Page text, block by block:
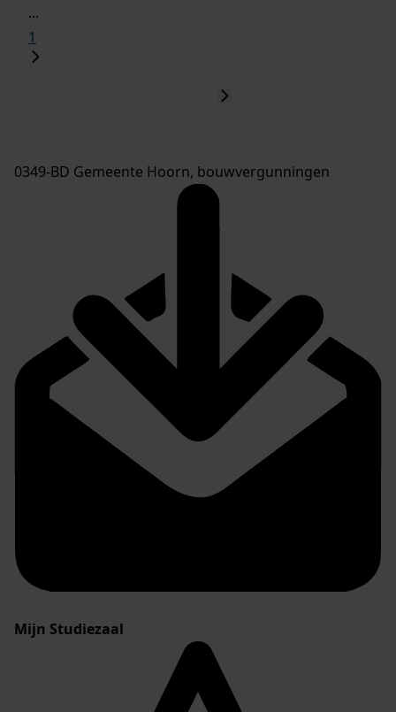
...
1
0349-BD Gemeente Hoorn, bouwvergunningen
Mijn Studiezaal